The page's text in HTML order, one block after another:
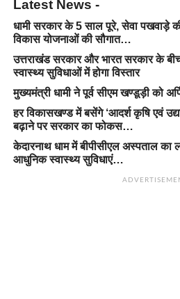
Latest News -
धामी सरकार के 5 साल पूरे, सेवा
विकास योजनाओं की सौगात…
उत्तराखंड सरकार और भारत सरकार के
स्वास्थ्य सुविधाओं में होगा विस्तार
मुख्यमंत्री धामी ने पूर्व सीएम खण्डूड़ी को
हर विकासखण्ड में बसेंगे ‘आदर्श कृषि एवं
बढ़ाने पर सरकार का फोकस…
केदारनाथ धाम में बीपीसीएल अस्पताल का
आधुनिक स्वास्थ्य सुविधाएं…